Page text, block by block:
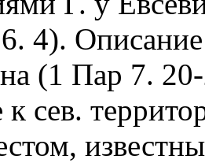
4).
(1 Пар 7.
сев.